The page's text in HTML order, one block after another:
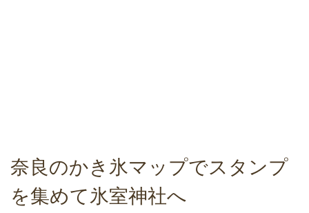
奈良のかき氷マップでスタンプ
を集めて氷室神社へ